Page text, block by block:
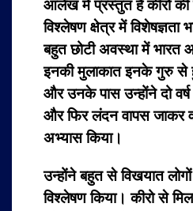
आलेख में प्रस्तुत है कीरो की
विश्लेषण क्षेत्र में विशेषज्ञता
बहुत छोटी अवस्था में भारत
इनकी मुलाकात इनके गुरु से
और उनके पास उन्होंने दो
और फिर लंदन वापस जाकर
अभ्यास किया।
उन्होंने बहुत से विखयात
विश्लेषण किया। कीरो से